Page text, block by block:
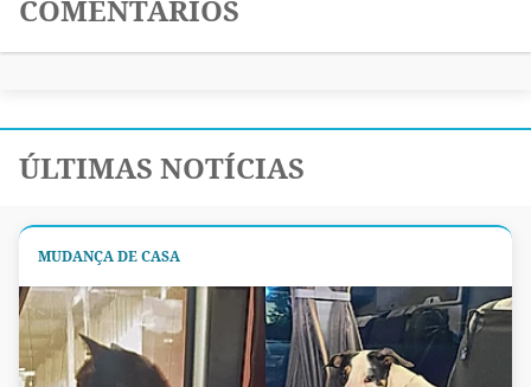
COMENTÁRIOS
ÚLTIMAS NOTÍCIAS
MUDANÇA DE CASA